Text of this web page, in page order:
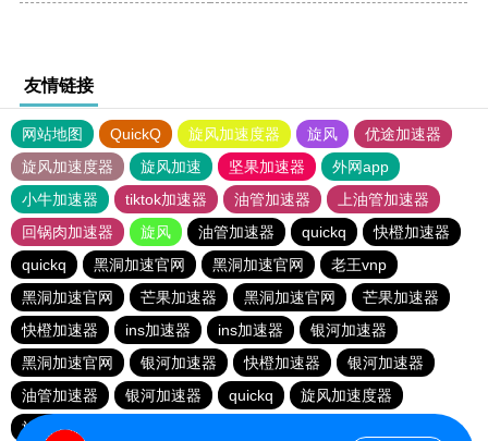
友情链接
网站地图 QuickQ 旋风加速度器 旋风
优途加速器
旋风加速度器
旋风加速 坚果加速器
外网app
小牛加速器
tiktok加速器 油管加速器
上油管加速器
回锅肉加速器
旋风 油管加速器 quickq
快橙加速器
quickq
黑洞加速官网 黑洞加速官网
老王vnp
黑洞加速官网
芒果加速器 黑洞加速官网
芒果加速器
快橙加速器
ins加速器 ins加速器
银河加速器
黑洞加速官网
银河加速器 快橙加速器
银河加速器
油管加速器
银河加速器 quickq
旋风加速度器
旋风加速度器